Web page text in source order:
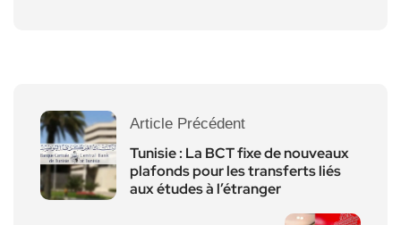
Article Précédent
Tunisie : La BCT fixe de nouveaux
plafonds pour les transferts liés
aux études à l’étranger